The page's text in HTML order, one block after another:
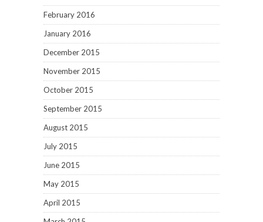
February 2016
January 2016
December 2015
November 2015
October 2015
September 2015
August 2015
July 2015
June 2015
May 2015
April 2015